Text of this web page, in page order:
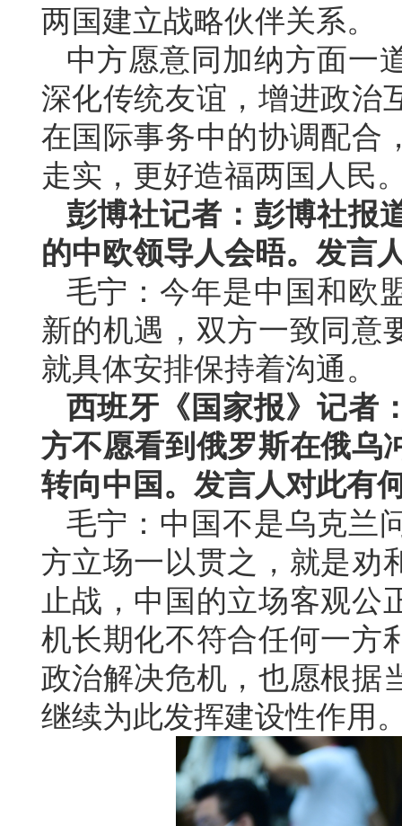
两国建立战略伙伴关系。
中方愿意同加纳方面一
深化传统友谊，增进政治
在国际事务中的协调配合
走实，更好造福两国人民
彭博社记者：彭博社报
的中欧领导人会晤。发言
毛宁：今年是中国和欧
新的机遇，双方一致同意
就具体安排保持着沟通。
西班牙《国家报》记者
方不愿看到俄罗斯在俄乌
转向中国。发言人对此有
毛宁：中国不是乌克兰
方立场一以贯之，就是劝
止战，中国的立场客观公
机长期化不符合任何一方
政治解决危机，也愿根据
继续为此发挥建设性作用